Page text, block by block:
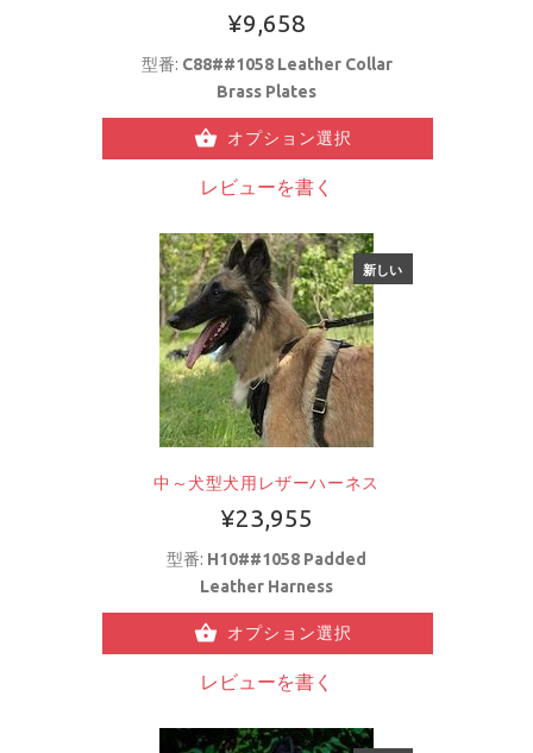
¥9,658
型番: C88##1058 Leather Collar
Brass Plates
オプション選択
レビューを書く
新しい
中～犬型犬用レザーハーネス
¥23,955
型番: H10##1058 Padded
Leather Harness
オプション選択
レビューを書く